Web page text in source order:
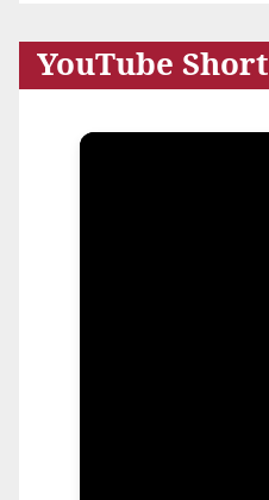
YouTube Short